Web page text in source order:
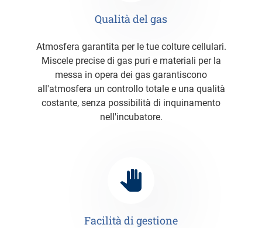
Qualità del gas
Atmosfera garantita per le tue colture cellulari.
Miscele precise di gas puri e materiali per la
messa in opera dei gas garantiscono
all'atmosfera un controllo totale e una qualità
costante, senza possibilità di inquinamento
nell'incubatore.
Facilità di gestione